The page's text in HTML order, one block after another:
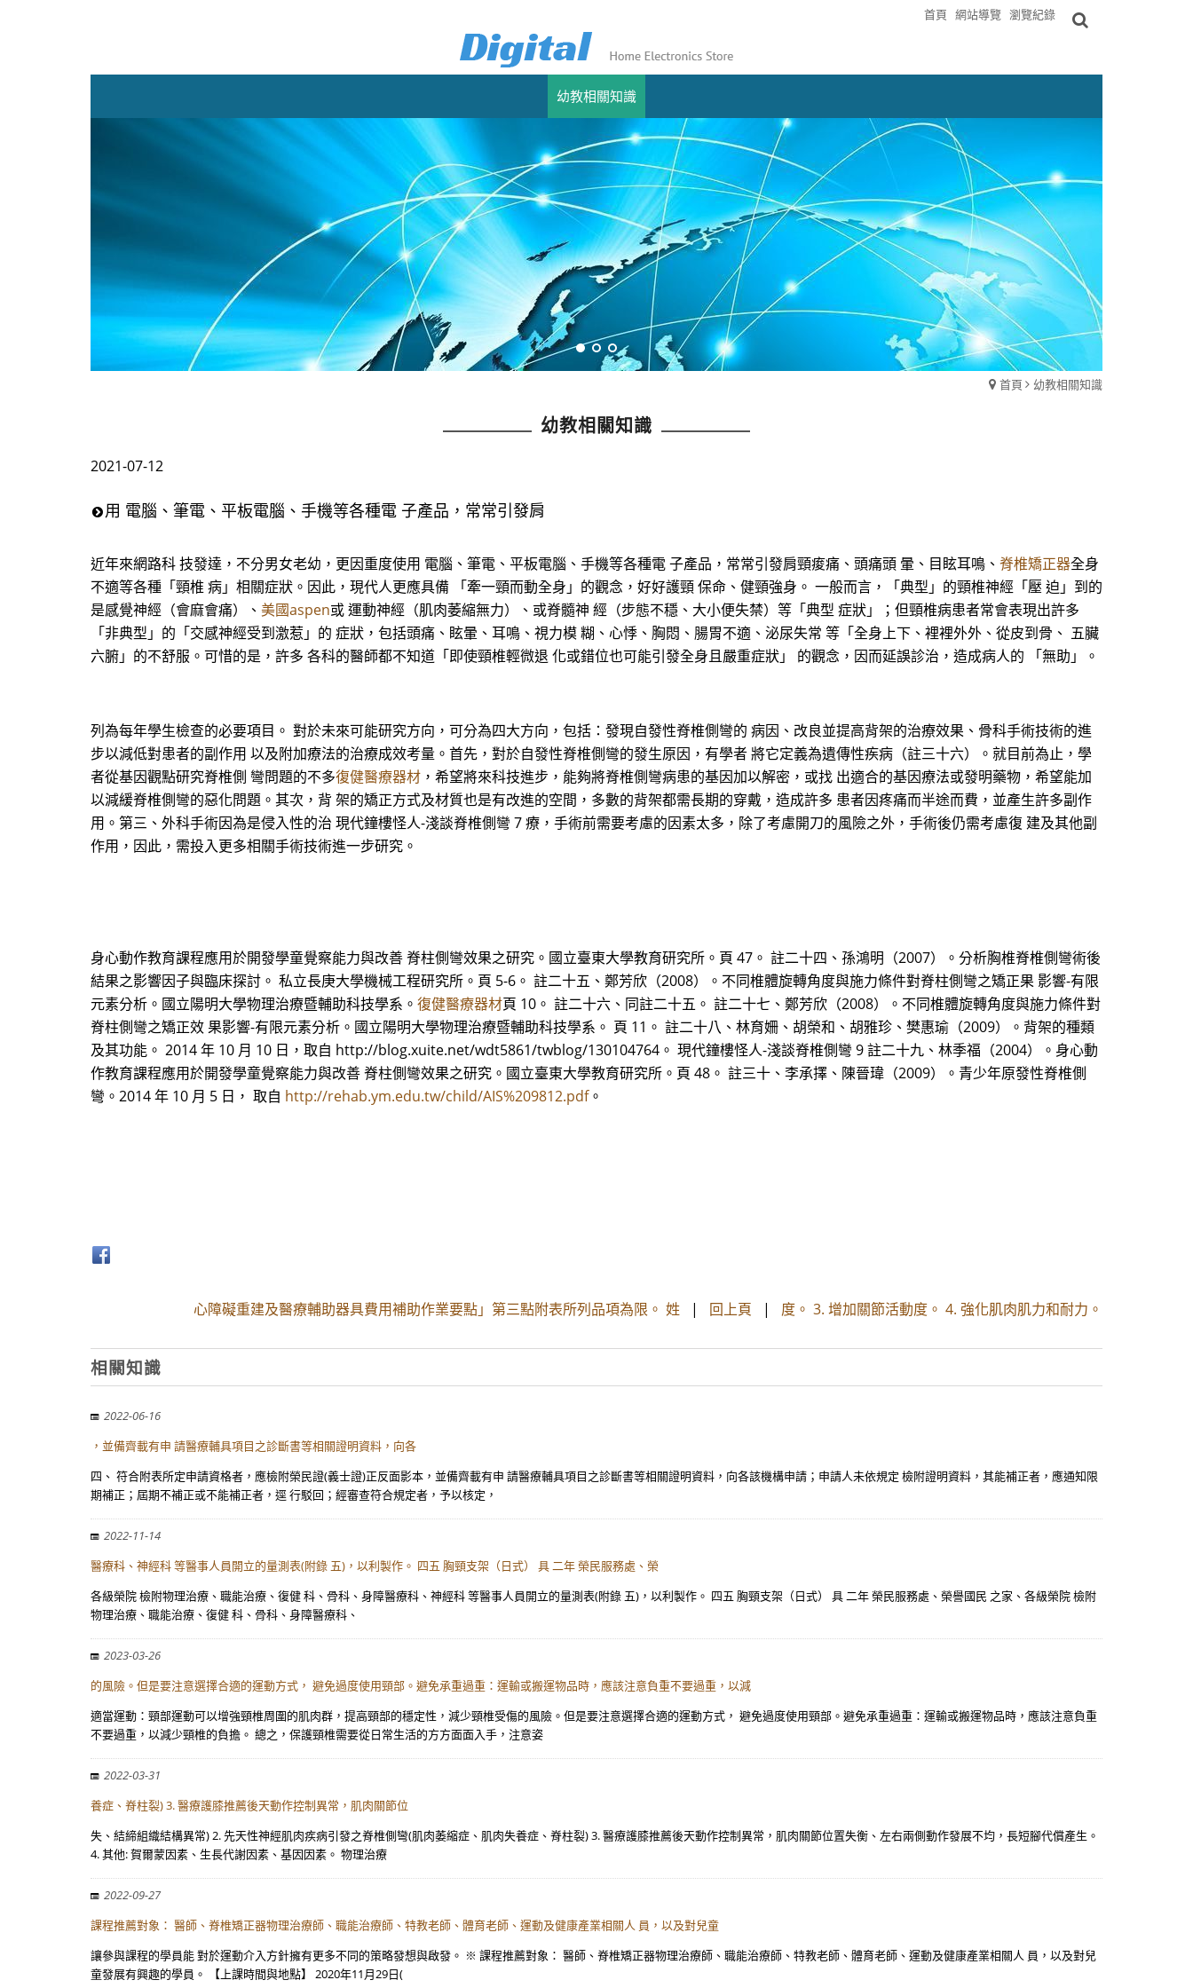
首頁 網站導覽 瀏覽紀錄
幼教相關知識
首頁 幼教相關知識
幼教相關知識
2021-07-12
用 電腦、筆電、平板電腦、手機等各種電 子產品，常常引發肩
近年來網路科 技發達，不分男女老幼，更因重度使用 電腦、筆電、平板電腦、手機等各種電 子產品，常常引發肩頸痠痛、頭痛頭 暈、目眩耳鳴、 脊椎矯正器全身
不適等各種「頸椎 病」相關症狀。因此，現代人更應具備 「牽一頸而動全身」的觀念，好好護頸 保命、健頸強身。 一般而言，「典型」的頸椎神經「壓 迫」到的
是感覺神經（會麻會痛）、 美國aspen或 運動神經（肌肉萎縮無力）、或脊髓神 經（步態不穩、大小便失禁）等「典型 症狀」；但頸椎病患者常會表現出許多
「非典型」的「交感神經受到激惹」的 症狀，包括頭痛、眩暈、耳鳴、視力模 糊、心悸、胸悶、腸胃不適、泌尿失常 等「全身上下、裡裡外外、從皮到骨、 五臟
六腑」的不舒服。可惜的是，許多 各科的醫師都不知道「即使頸椎輕微退 化或錯位也可能引發全身且嚴重症狀」 的觀念，因而延誤診治，造成病人的 「無助」。
列為每年學生檢查的必要項目。 對於未來可能研究方向，可分為四大方向，包括：發現自發性脊椎側彎的 病因、改良並提高背架的治療效果、骨科手術技術的進
步以減低對患者的副作用 以及附加療法的治療成效考量。首先，對於自發性脊椎側彎的發生原因，有學者 將它定義為遺傳性疾病（註三十六）。就目前為止，學
者從基因觀點研究脊椎側 彎問題的不多復健醫療器材 ，希望將來科技進步，能夠將脊椎側彎病患的基因加以解密，或找 出適合的基因療法或發明藥物，希望能加
以減緩脊椎側彎的惡化問題。其次，背 架的矯正方式及材質也是有改進的空間，多數的背架都需長期的穿戴，造成許多 患者因疼痛而半途而費，並產生許多副作
用。第三、外科手術因為是侵入性的治 現代鐘樓怪人-淺談脊椎側彎 7 療，手術前需要考慮的因素太多，除了考慮開刀的風險之外，手術後仍需考慮復 建及其他副
作用，因此，需投入更多相關手術技術進一步研究。
身心動作教育課程應用於開發學童覺察能力與改善 脊柱側彎效果之研究。國立臺東大學教育研究所。頁 47。 註二十四、孫鴻明（2007）。分析胸椎脊椎側彎術後
結果之影響因子與臨床探討。 私立長庚大學機械工程研究所。頁 5-6。 註二十五、鄭芳欣（2008）。不同椎體旋轉角度與施力條件對脊柱側彎之矯正果 影響-有限
元素分析。國立陽明大學物理治療暨輔助科技學系。 復健醫療器材頁 10。 註二十六、同註二十五。 註二十七、鄭芳欣（2008）。不同椎體旋轉角度與施力條件對
脊柱側彎之矯正效 果影響-有限元素分析。國立陽明大學物理治療暨輔助科技學系。 頁 11。 註二十八、林育姍、胡榮和、胡雅珍、樊惠瑜（2009）。背架的種類
及其功能。 2014 年 10 月 10 日，取自 http://blog.xuite.net/wdt5861/twblog/130104764。 現代鐘樓怪人-淺談脊椎側彎 9 註二十九、林季福（2004）。身心動
作教育課程應用於開發學童覺察能力與改善 脊柱側彎效果之研究。國立臺東大學教育研究所。頁 48。 註三十、李承擇、陳晉瑋（2009）。青少年原發性脊椎側
彎。2014 年 10 月 5 日， 取自 http://rehab.ym.edu.tw/child/AIS%209812.pdf。
心障礙重建及醫療輔助器具費用補助作業要點」第三點附表所列品項為限。 姓 | 回上頁 | 度。 3. 增加關節活動度。 4. 強化肌肉肌力和耐力。
相關知識
2022-06-16
，並備齊載有申 請醫療輔具項目之診斷書等相關證明資料，向各
四、 符合附表所定申請資格者，應檢附榮民證(義士證)正反面影本，並備齊載有申 請醫療輔具項目之診斷書等相關證明資料，向各該機構申請；申請人未依規定 檢附證明資料，其能補正者，應通知限
期補正；屆期不補正或不能補正者，逕 行駁回；經審查符合規定者，予以核定，
2022-11-14
醫療科、神經科 等醫事人員開立的量測表(附錄 五)，以利製作。 四五 胸頸支架（日式） 具 二年 榮民服務處、榮
各級榮院 檢附物理治療、職能治療、復健 科、骨科、身障醫療科、神經科 等醫事人員開立的量測表(附錄 五)，以利製作。 四五 胸頸支架（日式） 具 二年 榮民服務處、榮譽國民 之家、各級榮院 檢附
物理治療、職能治療、復健 科、骨科、身障醫療科、
2023-03-26
的風險。但是要注意選擇合適的運動方式， 避免過度使用頸部。避免承重過重：運輸或搬運物品時，應該注意負重不要過重，以減
適當運動：頸部運動可以增強頸椎周圍的肌肉群，提高頸部的穩定性，減少頸椎受傷的風險。但是要注意選擇合適的運動方式， 避免過度使用頸部。避免承重過重：運輸或搬運物品時，應該注意負重
不要過重，以減少頸椎的負擔。 總之，保護頸椎需要從日常生活的方方面面入手，注意姿
2022-03-31
養症、脊柱裂) 3. 醫療護膝推薦後天動作控制異常，肌肉關節位
失、結締組織結構異常) 2. 先天性神經肌肉疾病引發之脊椎側彎(肌肉萎縮症、肌肉失養症、脊柱裂) 3. 醫療護膝推薦後天動作控制異常，肌肉關節位置失衡、左右兩側動作發展不均，長短腳代償產生。
4. 其他: 賀爾蒙因素、生長代謝因素、基因因素。 物理治療
2022-09-27
課程推薦對象： 醫師、脊椎矯正器物理治療師、職能治療師、特教老師、體育老師、運動及健康產業相關人 員，以及對兒童
讓參與課程的學員能 對於運動介入方針擁有更多不同的策略發想與啟發。 ※ 課程推薦對象： 醫師、脊椎矯正器物理治療師、職能治療師、特教老師、體育老師、運動及健康產業相關人 員，以及對兒
童發展有興趣的學員。 【上課時間與地點】 2020年11月29日(